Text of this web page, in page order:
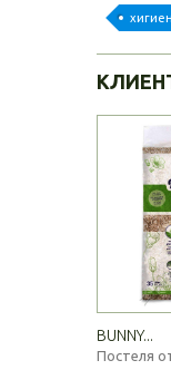
BUNNY...
Постеля